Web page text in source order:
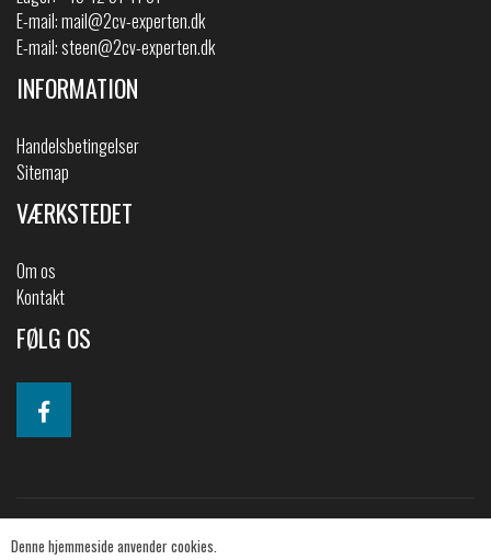
Denne hjemmeside anvender cookies.
E-mail:mail@2cv-experten.dk
E-mail:steen@2cv-experten.dk
INFORMATION
Handelsbetingelser
Sitemap
VÆRKSTEDET
Om os
Kontakt
FØLG OS
© 2019 2CV-shoppen. All Rights Reserved.